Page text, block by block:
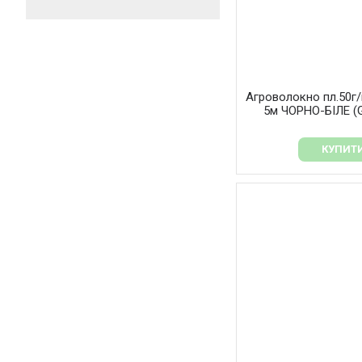
Агроволокно
5м ЧОРНО-БІЛЕ